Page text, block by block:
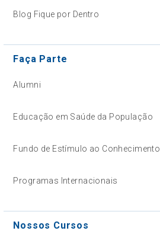
Blog Fique por Dentro
Faça Parte
Alumni
Educação em Saúde da População
Fundo de Estímulo ao Conhecimento
Programas Internacionais
Nossos Cursos